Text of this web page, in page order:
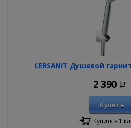
CERSANIT Душевой
2 390 Р
Купить
Купить в 1